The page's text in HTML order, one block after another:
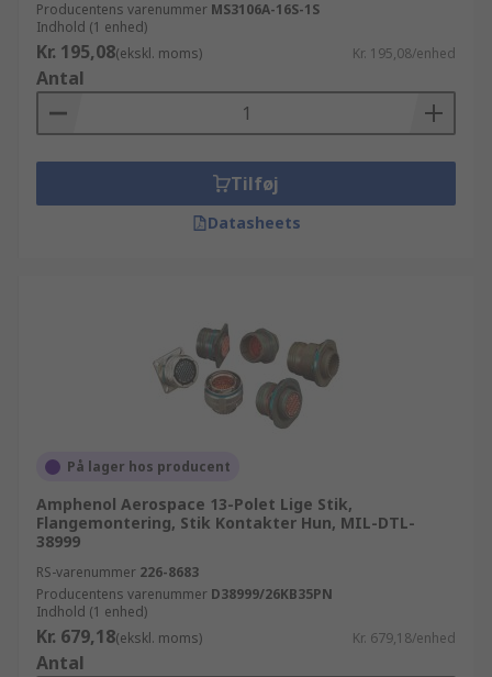
Producentens varenummer MS3106A-16S-1S
Indhold (1 enhed)
Kr. 195,08(ekskl. moms) Kr. 195,08/enhed
Antal
Tilføj
Datasheets
På lager hos producent
Amphenol Aerospace 13-Polet Lige Stik,
Flangemontering, Stik Kontakter Hun, MIL-DTL-
38999
RS-varenummer 226-8683
Producentens varenummer D38999/26KB35PN
Indhold (1 enhed)
Kr. 679,18(ekskl. moms) Kr. 679,18/enhed
Antal